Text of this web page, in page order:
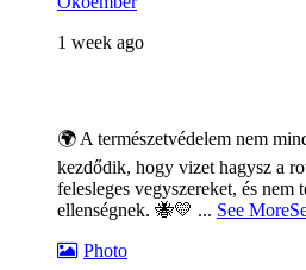
1 week ago
🌍 A természetvédelem nem
kezdődik, hogy vizet hagysz a
felesleges vegyszereket, és nem
ellenségnek. 🐝💛 ... See More
Photo